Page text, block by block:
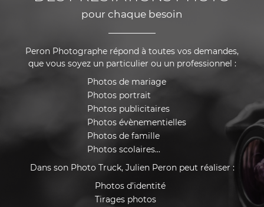
pour chaque besoin
Peron Photographe répond à toutes vos demandes,
que vous soyez un particulier ou un professionnel :
Photos de mariage
Photos portrait
Photos publicitaires
Photos évènementielles
Photos de famille
Photos scolaires...
Dans son Photo Truck, Julien Peron peut réaliser :
Photos d’identité
Tirages photos